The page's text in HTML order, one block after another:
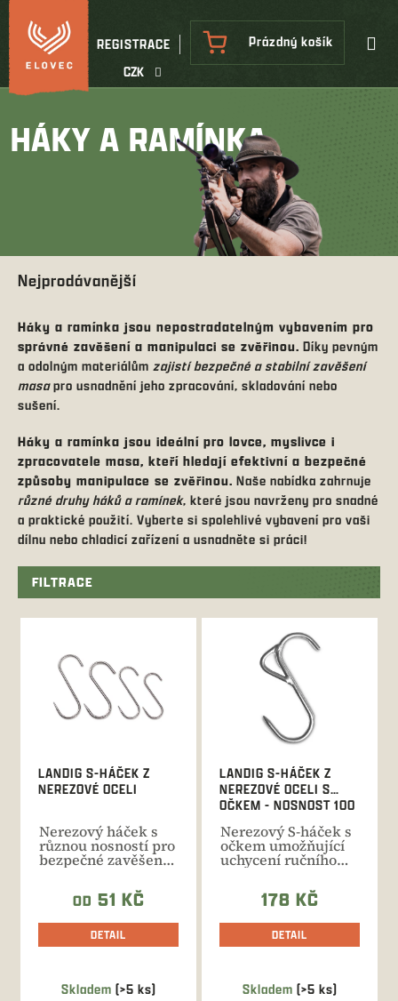
Přejít
na
obsah
CZK
REGISTRACE
NÁKUPNÍ
KOŠÍK
Prázdný košík
HÁKY A RAMÍNKA
Nejprodávanější
Háky a ramínka jsou nepostradatelným vybavením pro
správné zavěšení a manipulaci se zvěřinou. Díky pevným
a odolným materiálům zajistí bezpečné a stabilní zavěšení
masapro usnadnění jeho zpracování, skladování nebo
sušení.
Háky a ramínka jsou ideální pro lovce, myslivce i
zpracovatele masa, kteří hledají efektivní a bezpečné
způsoby manipulace se zvěřinou. Naše nabídka zahrnuje
různé druhy háků a ramínek, které jsou navrženy pro snadné
a praktické použití. Vyberte si spolehlivé vybavení pro vaši
dílnu nebo chladicí zařízení a usnadněte si práci!
FILTRACE
Skladem (>5 ks)
LANDIG S-HÁČEK Z
NEREZOVÉ OCELI
Nerezový háček s
různou nosností pro
bezpečné zavěšení
zvěřiny do chladící...
OD 51 KČ
DETAIL
Skladem (>5 ks)
LANDIG S-HÁČEK Z
NEREZOVÉ OCELI S
OČKEM - NOSNOST 100
Nerezový S-háček s
očkem umožňující
uchycení ručního
nebo elektrického
navijáku.178 KČ
DETAIL